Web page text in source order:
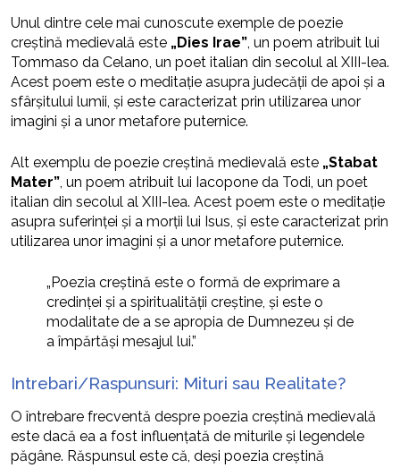
Unul dintre cele mai cunoscute exemple de poezie
creștină medievală este „Dies Irae” , un poem atribuit lui
Tommaso da Celano, un poet italian din secolul al XIII-lea.
Acest poem este o meditație asupra judecății de apoi și a
sfârșitului lumii, și este caracterizat prin utilizarea unor
imagini și a unor metafore puternice.
Alt exemplu de poezie creștină medievală este „Stabat
Mater” , un poem atribuit lui Iacopone da Todi, un poet
italian din secolul al XIII-lea. Acest poem este o meditație
asupra suferinței și a morții lui Isus, și este caracterizat prin
utilizarea unor imagini și a unor metafore puternice.
„Poezia creștină este o formă de exprimare a
credinței și a spiritualității creștine, și este o
modalitate de a se apropia de Dumnezeu și de
a împărtăși mesajul lui.”
Intrebari/Raspunsuri: Mituri sau Realitate?
O întrebare frecventă despre poezia creștină medievală
este dacă ea a fost influențată de miturile și legendele
păgâne. Răspunsul este că, deși poezia creștină